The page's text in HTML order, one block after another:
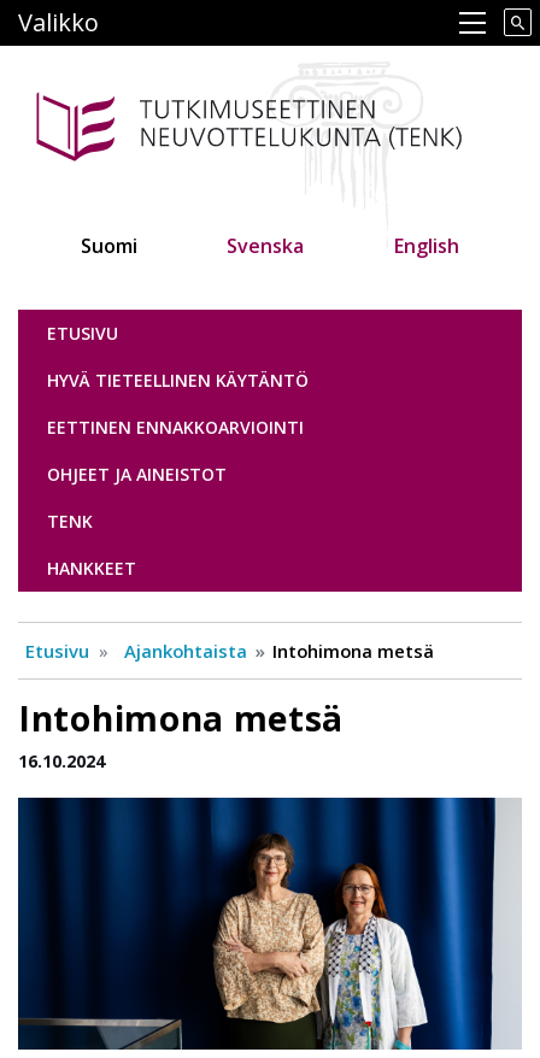
pääsisältöön
Main navigation
Valikko
Suomi Svenska English
Tutkimuseettinen neuvottelukunta
ETUSIVU
HYVÄ TIETEELLINEN KÄYTÄNTÖ
EETTINEN ENNAKKOARVIOINTI
OHJEET JA AINEISTOT
TENK
HANKKEET
Etusivu Ajankohtaista Intohimona metsä
Intohimona metsä
16.10.2024